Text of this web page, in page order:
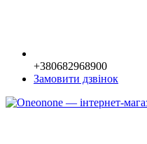
+380682968900
Замовити дзвінок